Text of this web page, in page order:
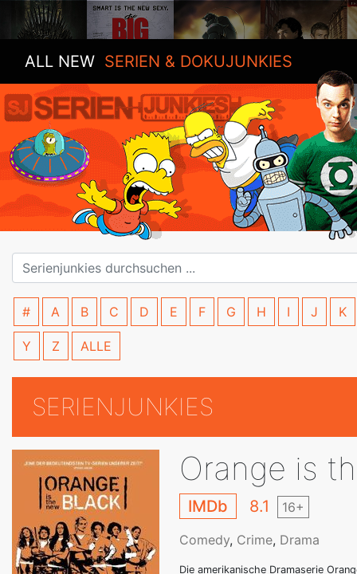
ALL NEW SERIEN & DOKUJUNKIES
# A B C D E F G H I J K
Y Z ALLE
SERIENJUNKIES
Orange is
IMDb 8.1 16+
Comedy, Crime, Drama
Die amerikanische Dramaserie